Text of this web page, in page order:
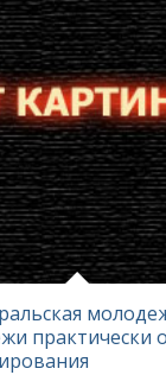
практически